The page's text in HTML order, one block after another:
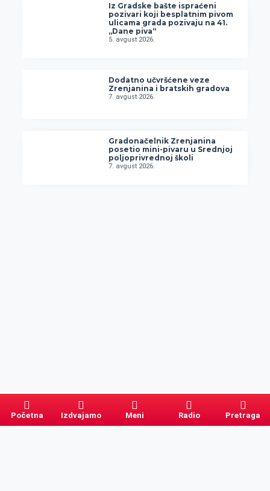
Iz Gradske bašte ispraćeni
pozivari koji besplatnim pivom
ulicama grada pozivaju na 41.
„Dane piva“
5. avgust 2026.
Dodatno učvršćene veze
Zrenjanina i bratskih gradova
7. avgust 2026.
Gradonačelnik Zrenjanina
posetio mini-pivaru u Srednjoj
poljoprivrednoj školi
7. avgust 2026.
Početna Izdvajamo Meni Radio Pretraga